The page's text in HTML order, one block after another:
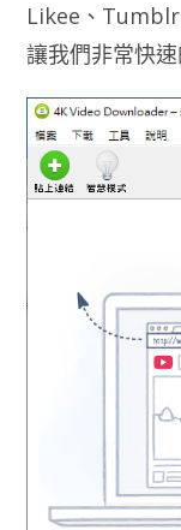
Likee、
讓我們非常快